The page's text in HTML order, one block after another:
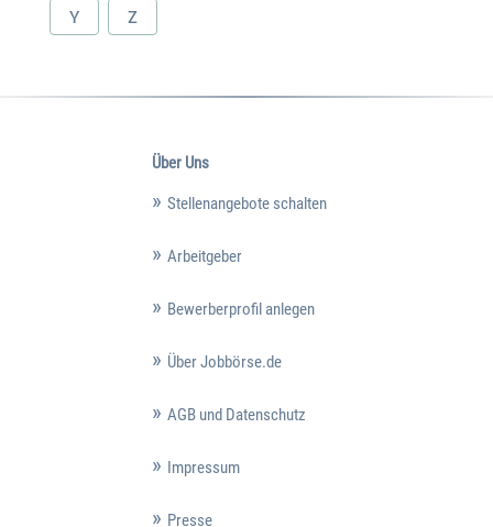
Y Z
Über Uns
Stellenangebote schalten
Arbeitgeber
Bewerberprofil anlegen
Über Jobbörse.de
AGB und Datenschutz
Impressum
Presse